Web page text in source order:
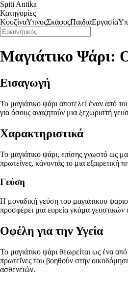
Spiti Antika
Κατηγορίες
ΚουζίναΥπνοςΣκάφοςΠαιδιάΕργασία
Μαγιάτικο Ψάρι:
Εισαγωγή
Το μαγιάτικο ψάρι αποτελεί έναν από
για όσους αναζητούν μια ξεχωριστή
Χαρακτηριστικά
Το μαγιάτικο ψάρι, επίσης γνωστό ως
πρωτεΐνες, κάνοντάς το μια εξαιρετική
Γεύση
Η μοναδική γεύση του μαγιάτικου
προσφέρει μια ευρεία γκάμα γευστικών
Οφέλη για την Υγεία
Το μαγιάτικο ψάρι θεωρείται ως ένα
πρωτεΐνες του βοηθούν στην
ασθενειών.